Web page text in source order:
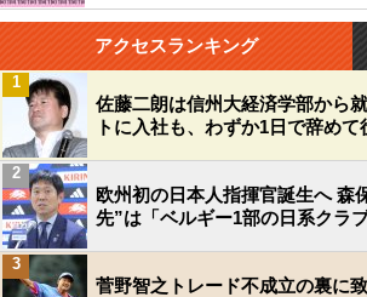
アクセスランキング
佐藤二朗は信州大経済学部から
トに入社も、わずか1日で辞めて
1
欧州初の日本人指揮官誕生へ 森
先”は「ベルギー1部の日系クラ
2
菅野智之トレード不成立の裏に
3